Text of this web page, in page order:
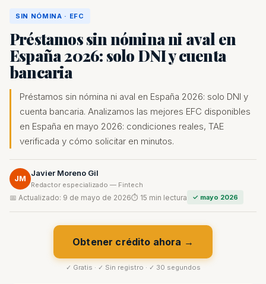
SIN NÓMINA · EFC
Préstamos sin nómina ni aval en
España 2026: solo DNI y cuenta
bancaria
Préstamos sin nómina ni aval en España 2026: solo DNI y
cuenta bancaria. Analizamos las mejores EFC disponibles
en España en mayo 2026: condiciones reales, TAE
verificada y cómo solicitar en minutos.
JM
Javier Moreno Gil
Redactor especializado — Fintech
📅 Actualizado: 9 de mayo de 2026⏱ 15 min lectura ✓ mayo 2026
Obtener crédito ahora →
✓ Gratis · ✓ Sin registro · ✓ 30 segundos